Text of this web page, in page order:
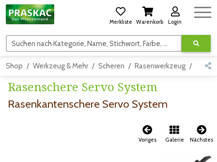
Merkliste Warenkorb Login
Suchen nach Kategorie, Name, Stichwort, Farbe, usw.
Shop Werkzeug & Mehr Scheren Rasenwerkzeug Detail
Rasenschere Servo System
Rasenkantenschere Servo System
Voriges Galerie Nächstes